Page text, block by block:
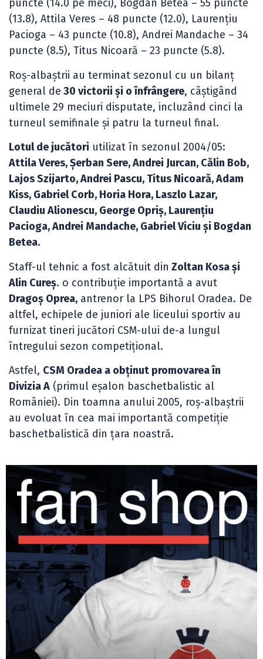
puncte (14.0 pe meci), Bogdan Betea – 55 puncte
(13.8), Attila Veres – 48 puncte (12.0), Laurențiu
Pacioga – 43 puncte (10.8), Andrei Mandache – 34
puncte (8.5), Titus Nicoară – 23 puncte (5.8).
Roș-albaștrii au terminat sezonul cu un bilanț
general de 30 victorii și o înfrângere, câștigând
ultimele 29 meciuri disputate, incluzând cinci la
turneul semifinale și patru la turneul final.
Lotul de jucători utilizat în sezonul 2004/05:
Attila Veres, Şerban Sere, Andrei Jurcan, Călin Bob,
Lajos Szijarto, Andrei Pascu, Titus Nicoară, Adam
Kiss, Gabriel Corb, Horia Hora, Laszlo Lazar,
Claudiu Alionescu, George Opriş, Laurenţiu
Pacioga, Andrei Mandache, Gabriel Viciu și Bogdan
Betea.
Staff-ul tehnic a fost alcătuit din Zoltan Kosa și
Alin Cureș. o contribuție importantă a avut
Dragoș Oprea, antrenor la LPS Bihorul Oradea. De
altfel, echipele de juniori ale liceului sportiv au
furnizat tineri jucători CSM-ului de-a lungul
întregului sezon competițional.
Astfel, CSM Oradea a obținut promovarea în
Divizia A (primul eșalon baschetbalistic al
României). Din toamna anului 2005, roș-albaștrii
au evoluat în cea mai importantă competiție
baschetbalistică din țara noastră.